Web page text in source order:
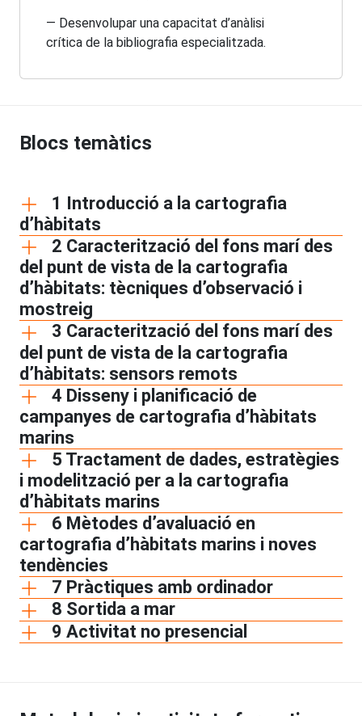
— Desenvolupar una capacitat d’anàlisi
crítica de la bibliografia especialitzada.
Blocs temàtics
1 Introducció a la cartografia
d’hàbitats
2 Caracterització del fons marí des
del punt de vista de la cartografia
d’hàbitats: tècniques d’observació i
mostreig
3 Caracterització del fons marí des
del punt de vista de la cartografia
d’hàbitats: sensors remots
4 Disseny i planificació de
campanyes de cartografia d’hàbitats
marins
5 Tractament de dades, estratègies
i modelització per a la cartografia
d’hàbitats marins
6 Mètodes d’avaluació en
cartografia d’hàbitats marins i noves
tendències
7 Pràctiques amb ordinador
8 Sortida a mar
9 Activitat no presencial